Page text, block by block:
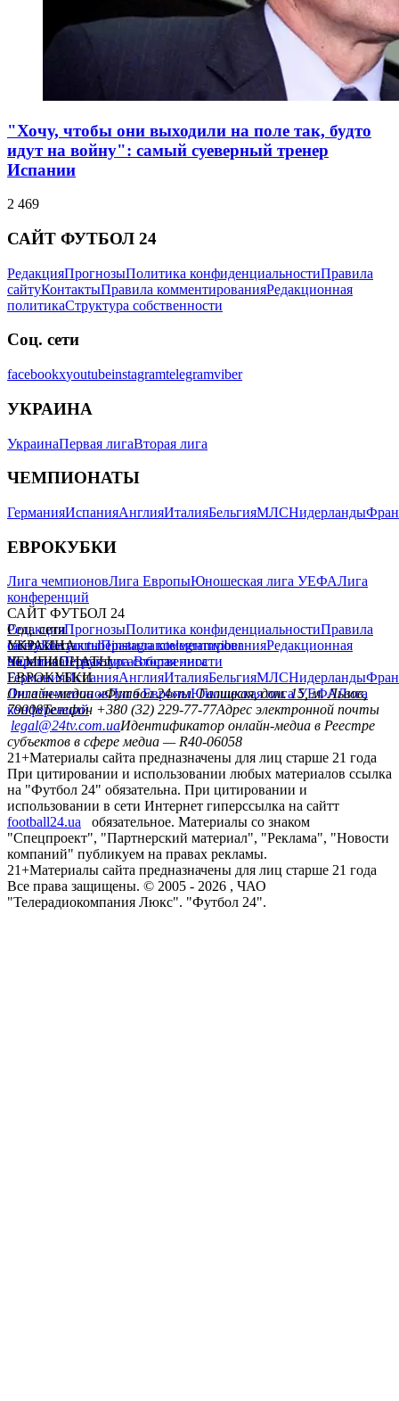
"Хочу, чтобы они выходили на поле так, будто
идут на войну": самый суеверный тренер
Испании
2 469
САЙТ ФУТБОЛ 24
РедакцияПрогнозыПолитика конфиденциальностиПравила
сайтуКонтактыПравила комментированияРедакционная
политикаСтруктура собственности
Соц. сети
facebookxyoutubeinstagramtelegramviber
УКРАИНА
УкраинаПервая лигаВторая лига
ЧЕМПИОНАТЫ
ГерманияИспанияАнглияИталияБельгияМЛСНидерланды
ЕВРОКУБКИ
Лига чемпионовЛига ЕвропыЮношеская лига УЕФАЛига
конференций
САЙТ ФУТБОЛ 24
РедакцияПрогнозыПолитика конфиденциальностиПравила
сайтуКонтактыПравила комментированияРедакционная
политикаСтруктура собственности
Соц. сети
facebookxyoutubeinstagramtelegramviber
УКРАИНА
УкраинаПервая лигаВторая лига
ЧЕМПИОНАТЫ
ГерманияИспанияАнглияИталияБельгияМЛСНидерланды
ЕВРОКУБКИ
Лига чемпионовЛига ЕвропыЮношеская лига УЕФАЛига
конференций
Онлайн-медиа «Футбол 24»пл. Галицкая, дом. 15, м. Львов,
79008Телефон +380 (32) 229-77-77Адрес электронной почты
legal@24tv.com.uaИдентификатор онлайн-медиа в Реестре
субъектов в сфере медиа — R40-06058
21+Материалы сайта предназначены для лиц старше 21 года
При цитировании и использовании любых материалов ссылка
на "Футбол 24" обязательна. При цитировании и
использовании в сети Интернет гиперссылка на сайтт
football24.ua
обязательное. Материалы со знаком
"Спецпроект", "Партнерский материал", "Реклама", "Новости
компаний" публикуем на правах рекламы.
21+Материалы сайта предназначены для лиц старше 21 года
Все права защищены. © 2005 - 2026 , ЧАО
"Телерадиокомпания Люкс". "Футбол 24".